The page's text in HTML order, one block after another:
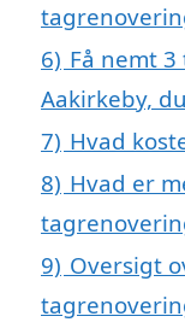
6) Få nemt
Aakirkeby,
7) Hvad
8) Hvad er
9) Oversigt